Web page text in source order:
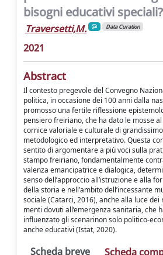
bisogni educativi speciali?
Traversetti,M. Data Curation
2021
Abstract
Il contesto pregevole del Convegno
politica, in occasione dei 100 anni dalla
promosso una fertile riflessione
pensiero freiriano, che ha dato le mosse
cornice valoriale e culturale di
metodologico ed interpretativo. Questa
sentito di argomentare a più voci sulla
stampo freiriano, fondamentalmente
valenza emancipatrice e dialogica,
senso dell’approccio all’istruzione e alla
della storia e nell’ambito dell’incessante
sociale (Catarci, 2016), anche alla luce
menti dovuti all’emergenza sanitaria, che
influenzato gli scenarinon solo politico-
anche educativi (Istat, 2020).
Scheda breve Scheda